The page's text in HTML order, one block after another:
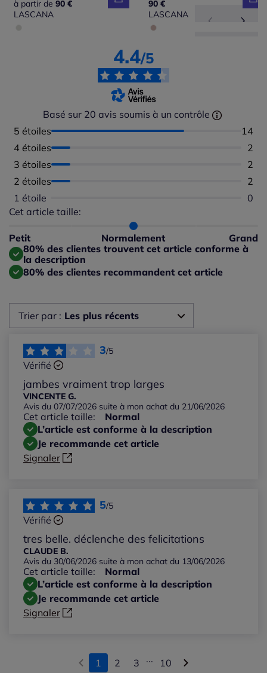
à partir de 90 €
LASCANA
90 €
LASCANA
4.4/5
Basé sur 20 avis soumis à un contrôle
5 étoiles
14
4 étoiles
2
3 étoiles
2
2 étoiles
2
1 étoile
0
Cet article taille:
Petit Normalement Grand
Répartition du taillant selon les avis clients
Taille normalement : 100%
Taille grand : 0%
80% des clientes trouvent cet article conforme à
la description
80% des clientes recommandent cet article
Trier par : Les plus récents
Les plus récents
Les plus anciens
Notes les plus élevées
Notes les plus basses
3/5
Vérifié
jambes vraiment trop larges
VINCENTE G.
Avis du 07/07/2026 suite à mon achat du 21/06/2026
Cet article taille:
Normal
L’article est conforme à la description
Je recommande cet article
Signaler
5/5
Vérifié
tres belle. déclenche des felicitations
CLAUDE B.
Avis du 30/06/2026 suite à mon achat du 13/06/2026
Cet article taille:
Normal
L’article est conforme à la description
Je recommande cet article
Signaler
1 2 3 ... 10